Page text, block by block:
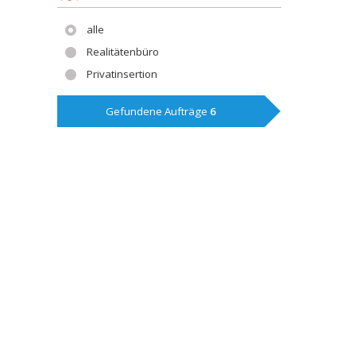
alle
Realitätenbüro
Privatinsertion
Gefundene Aufträge 6